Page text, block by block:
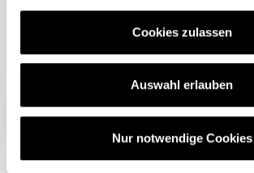
Cookies zulassen
Auswahl erlauben
Nur notwendige Cookies
Marktberichte mehr
verpassen.